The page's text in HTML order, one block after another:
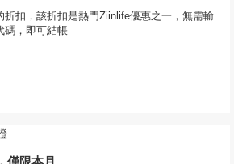
折扣，該折扣是熱門Ziinlife優惠之一，無需輸
碼，即可結帳
僅限本月